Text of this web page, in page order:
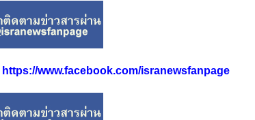
https://www.facebook.com/isranewsfanpage